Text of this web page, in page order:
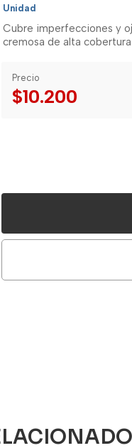
Unidad
Cubre imperfecciones y
cremosa de alta
Precio
$10.200